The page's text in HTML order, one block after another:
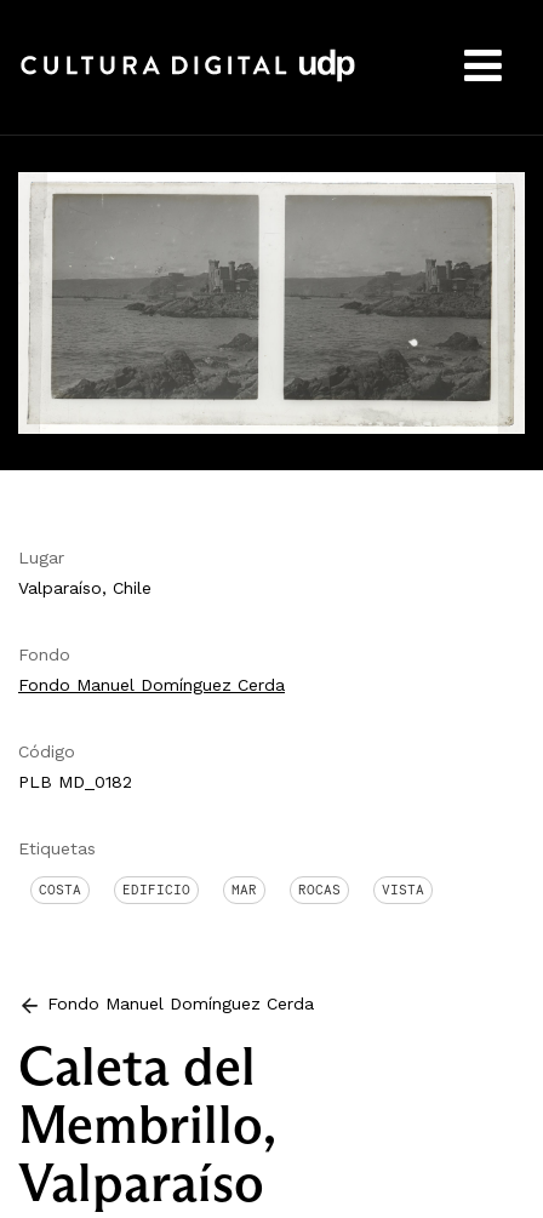
Lugar
Valparaíso, Chile
Fondo
Fondo Manuel Domínguez Cerda
Código
PLB MD_0182
Etiquetas
COSTA EDIFICIO MAR ROCAS VISTA
Fondo Manuel Domínguez Cerda
Caleta del
Membrillo,
Valparaíso